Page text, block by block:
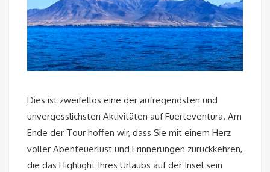
Dies ist zweifellos eine der aufregendsten und
unvergesslichsten Aktivitäten auf Fuerteventura. Am
Ende der Tour hoffen wir, dass Sie mit einem Herz
voller Abenteuerlust und Erinnerungen zurückkehren,
die das Highlight Ihres Urlaubs auf der Insel sein